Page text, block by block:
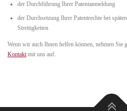
der Durchführung Ihrer Patentanmeldung
der Durchsetzung Ihrer Patentrechte bei
Streitigkeiten
Wenn wir auch Ihnen helfen können, nehmen Sie
Kontaktmit uns auf.